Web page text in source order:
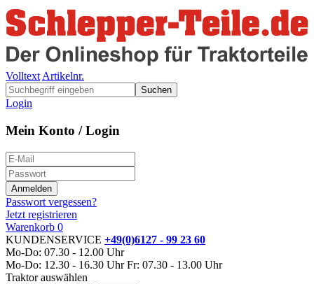
Volltext Artikelnr.
Suchen
Login
Mein Konto / Login
Passwort vergessen?
Jetzt registrieren
Warenkorb 0
KUNDENSERVICE +49(0)6127 - 99 23 60
Mo-Do: 07.30 - 12.00 Uhr
Mo-Do: 12.30 - 16.30 Uhr Fr: 07.30 - 13.00 Uhr
Traktor auswählen